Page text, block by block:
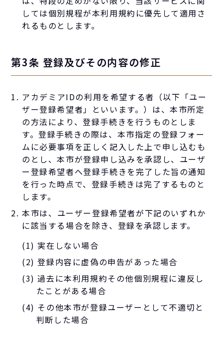
しては個別規程が本利用規約に優先して適用さ
れるものとします。
第3条 登録及びその内容の修正
アカデミアIDの利用を希望する者（以下「ユー
ザー登録希望者」といいます。）は、本市所定
の方法により、登録手続きを行うものとしま
す。登録手続きの際は、本市指定の登録フォー
ムに必要事項を正しく記入した上で申し込むも
のとし、本市が登録申し込みを承認し、ユーザ
ー登録希望者へ登録手続きを完了した旨の通知
を行った時点で、登録手続きは完了するものと
します。
本市は、ユーザー登録希望者が下記のいずれか
に該当する場合を除き、登録を承認します。
(1) 実在しない場合
(2) 登録内容に虚偽の申告があった場合
(3) 過去に本利用規約その他個別規程に違反し
たことがある場合
(4) その他本市が登録ユーザーとして不適切と
判断した場合